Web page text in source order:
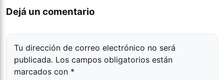
Dejá un comentario
Tu dirección de correo electrónico no será
publicada. Los campos obligatorios están
marcados con *